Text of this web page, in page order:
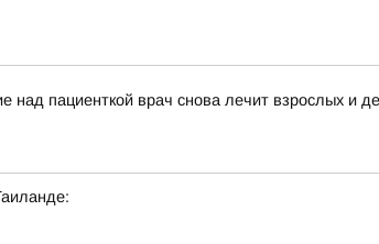
над пациенткой врач снова лечит взрослых и